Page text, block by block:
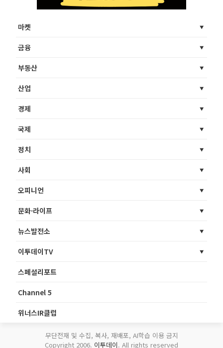
마켓
금융
부동산
산업
경제
국제
정치
사회
오피니언
문화·라이프
뉴스발전소
이투데이TV
스페셜리포트
Channel 5
위너스IR클럽
무단전재 및 수집, 복사, 재배포, AI학습 이용 금지
Copyright 2006. 이투데이. All rights reserved